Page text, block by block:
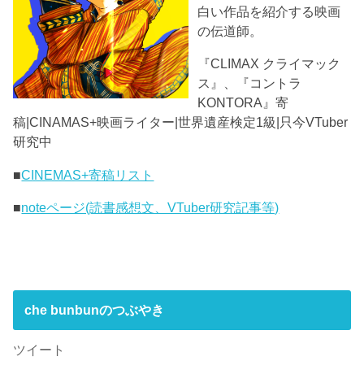
白い作品を紹介する映画
の伝道師。
『CLIMAX クライマック
ス』、『コントラ
KONTORA』寄
稿|CINAMAS+映画ライター|世界遺産検定1級|只今VTuber
研究中
■CINEMAS+寄稿リスト
■noteページ(読書感想文、VTuber研究記事等)
che bunbunのつぶやき
ツイート